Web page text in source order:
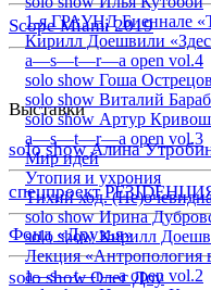
Scope Miami 2019
Выставки
solo show Алина
спецпроект
Фонд «Друзья»
solo show Олег Доу
1-я ГРАУНД Биеннале
Кирилл Доешвили
a—s—t—r—a open vol.4
solo show Гоша Острецов
solo show Виталий
solo show Артур
a—s—t—r—a open vol.3
Мир идей
Утопия и ухрония
Тихий ход.
solo show Ирина
solo show Кирилл
Лекция «Антропология
a—s—t—r—a open vol.2